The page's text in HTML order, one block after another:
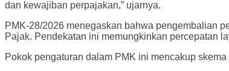
dan kewajiban perpajakan,” ujarnya.
PMK-28/2026 menegaskan bahwa pengembalian
Pajak. Pendekatan ini memungkinkan percepatan
Pokok pengaturan dalam PMK ini mencakup